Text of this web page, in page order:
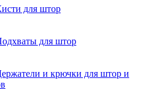
для штор
для штор
и крючки для штор и